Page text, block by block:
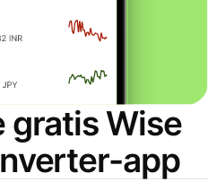
gratis Wise
app